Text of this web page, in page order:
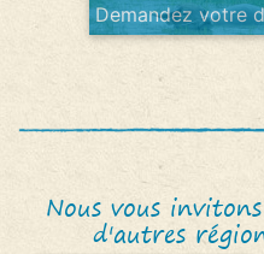
Demandez votre
Nous vous
d'autres